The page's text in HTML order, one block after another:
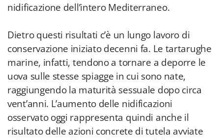
nidificazione dell’intero Mediterraneo.
Dietro questi risultati c’è un lungo lavoro di
conservazione iniziato decenni fa. Le tartarughe
marine, infatti, tendono a tornare a deporre le
uova sulle stesse spiagge in cui sono nate,
raggiungendo la maturità sessuale dopo circa
vent’anni. L’aumento delle nidificazioni
osservato oggi rappresenta quindi anche il
risultato delle azioni concrete di tutela avviate